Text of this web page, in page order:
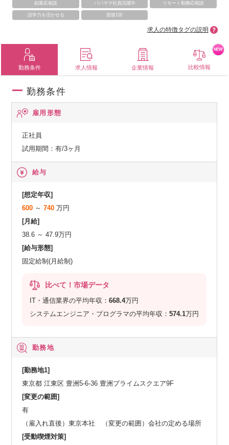
副業応相談 パパママ社員活躍中 リモート勤務応相談
語学力を活かせる 面接1回
求人の特徴タグの説明
勤務条件 求人情報 企業情報 比較情報
NEW
勤務条件
雇用形態
正社員
試用期間：有/3ヶ月
給与
[想定年収]
600 ～740 万円
[月給]
38.6 ～ 47.9万円
[給与形態]
固定給制(月給制)
比べて！市場データ
IT・通信業界の平均年収：668.4万円
システムエンジニア・プログラマの平均年収：574.1万円
勤務地
[勤務地1]
東京都 江東区 豊洲5-6-36 豊洲プライムスクエア9F
[変更の範囲]
有
（雇入れ直後）東京本社 （変更の範囲）会社の定める場所
[受動喫煙対策]